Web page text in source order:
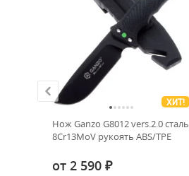
ХИТ!
Нож Ganzo G8012 vers.2.0 cталь
8Cr13MoV рукоять ABS/TPE
от 2 590 ₽